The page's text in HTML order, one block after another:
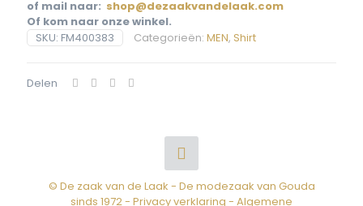
of mail naar: shop@dezaakvandelaak.com
Of kom naar onze winkel.
SKU: FM400383 Categorieën: MEN, Shirt
Delen
© De zaak van de Laak - De modezaak van Gouda
sinds 1972 - Privacy verklaring - Algemene